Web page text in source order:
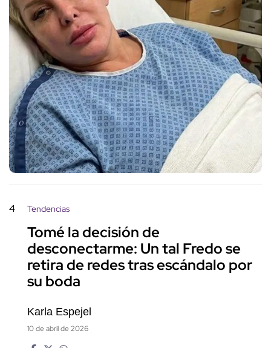
4 Tendencias
Tomé la decisión de
desconectarme: Un tal Fredo se
retira de redes tras escándalo por
su boda
Karla Espejel
10 de abril de 2026